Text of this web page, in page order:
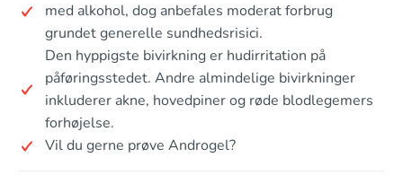
med alkohol, dog anbefales moderat forbrug
grundet generelle sundhedsrisici.
Den hyppigste bivirkning er hudirritation på
påføringsstedet. Andre almindelige bivirkninger
inkluderer akne, hovedpiner og røde blodlegemers
forhøjelse.
Vil du gerne prøve Androgel?